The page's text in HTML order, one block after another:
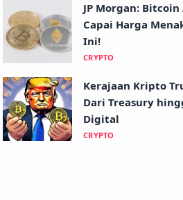
JP Morgan: Bitcoin
Capai Harga
Ini!
CRYPTO
Kerajaan Kripto
Dari Treasury
Digital
CRYPTO